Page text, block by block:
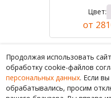
Цвет:
от
Продолжая использовать
обработку cookie-файлов
персональных данных. Если
обрабатывались, просим